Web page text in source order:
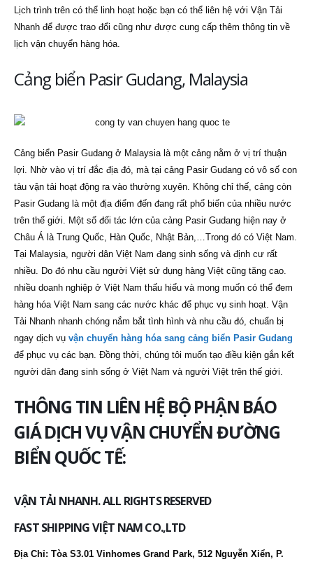
Lịch trình trên có thể linh hoạt hoặc bạn có thể liên hệ với Vận Tải
Nhanh để được trao đổi cũng như được cung cấp thêm thông tin về
lịch vận chuyển hàng hóa.
Cảng biển Pasir Gudang, Malaysia
Cảng biển Pasir Gudang ở Malaysia là một cảng nằm ở vị trí thuận
lợi. Nhờ vào vị trí đắc địa đó, mà tại cảng Pasir Gudang có vô số con
tàu vận tải hoạt động ra vào thường xuyên. Không chỉ thế, cảng còn
Pasir Gudang là một địa điểm đến đang rất phổ biến của nhiều nước
trên thế giới. Một số đối tác lớn của cảng Pasir Gudang hiện nay ở
Châu Á là Trung Quốc, Hàn Quốc, Nhật Bản,…Trong đó có Việt Nam.
Tại Malaysia, người dân Việt Nam đang sinh sống và định cư rất
nhiều. Do đó nhu cầu người Việt sử dụng hàng Việt cũng tăng cao.
nhiều doanh nghiệp ở Việt Nam thấu hiểu và mong muốn có thể đem
hàng hóa Việt Nam sang các nước khác để phục vụ sinh hoạt. Vận
Tải Nhanh nhanh chóng nắm bắt tình hình và nhu cầu đó, chuẩn bị
ngay dịch vụ vận chuyển hàng hóa sang cảng biển Pasir Gudang
để phục vụ các bạn. Đồng thời, chúng tôi muốn tạo điều kiện gắn kết
người dân đang sinh sống ở Việt Nam và người Việt trên thế giới.
THÔNG TIN LIÊN HỆ BỘ PHẬN BÁO
GIÁ DỊCH VỤ VẬN CHUYỂN ĐƯỜNG
BIỂN QUỐC TẾ:
VẬN TẢI NHANH. ALL RIGHTS RESERVED
FAST SHIPPING VIỆT NAM CO.,LTD
Địa Chỉ: Tòa S3.01 Vinhomes Grand Park, 512 Nguyễn Xiển, P.